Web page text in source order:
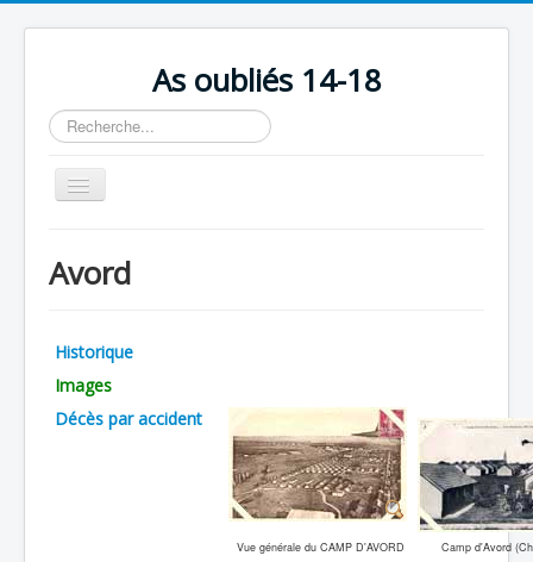
As oubliés 14-18
Rechercher
Basculer
la
Chronologie
Organisation
Avions
Avord
Historique
Images
Décès par accident
Vue générale du CAMP D'AVORD
Camp d'Avord